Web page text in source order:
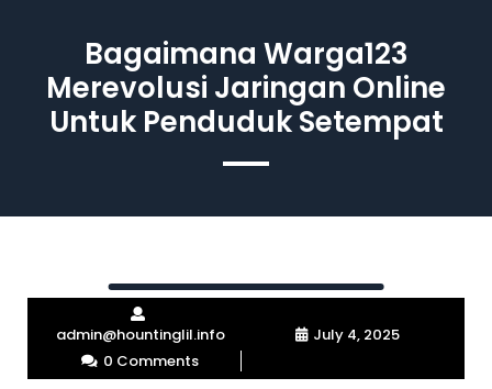
Bagaimana Warga123
Merevolusi Jaringan Online
Untuk Penduduk Setempat
admin@hountinglil.info
July 4, 2025
0 Comments